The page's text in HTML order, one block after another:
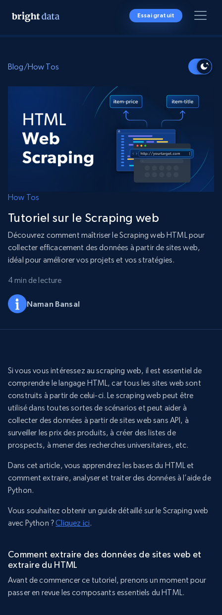
Essai gratuit
Blog/How Tos
How Tos
Tutoriel sur le Scraping web
Découvrez comment maîtriser le Scraping web HTML pour
collecter efficacement des données à partir de sites web,
idéal pour améliorer vos projets et vos stratégies.
4 min de lecture
Naman Bansal
Si vous vous intéressez au scraping web, il est essentiel de
comprendre le langage HTML, car tous les sites web sont
construits à partir de celui-ci. Le scraping web peut être
utilisé dans toutes sortes de scénarios et peut aider à
collecter des données à partir de sites web sans API, à
surveiller les prix des produits, à créer des listes de
prospects, à mener des recherches universitaires, etc.
Dans cet article, vous apprendrez les bases du HTML et
comment extraire, analyser et traiter des données à l’aide de
Python.
Vous souhaitez obtenir un guide détaillé sur le Scraping web
avec Python ?Cliquez ici.
Comment extraire des données de sites web et
extraire du HTML
Avant de commencer ce tutoriel, prenons un moment pour
passer en revue les composants essentiels du HTML.